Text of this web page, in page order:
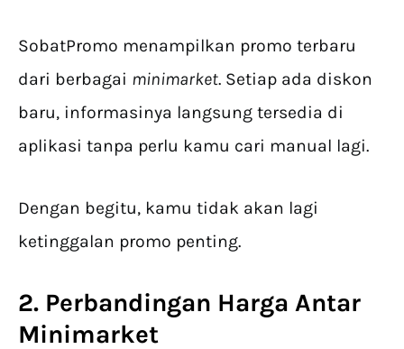
SobatPromo menampilkan promo terbaru
dari berbagai minimarket. Setiap ada diskon
baru, informasinya langsung tersedia di
aplikasi tanpa perlu kamu cari manual lagi.
Dengan begitu, kamu tidak akan lagi
ketinggalan promo penting.
2. Perbandingan Harga Antar
Minimarket